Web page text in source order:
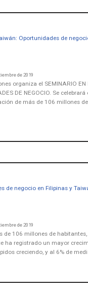
Oportunidades de
de 2019
organiza el SEMINARIO EN
DE NEGOCIO. Se
de más de 106 millones
de negocio en Filipinas y
de 2019
de 106 millones de
ha registrado un mayor
creciendo, y al 6% de